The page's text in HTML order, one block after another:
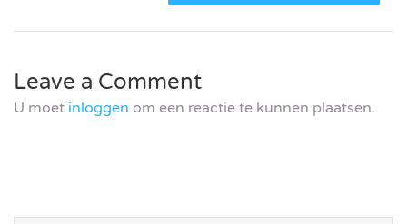
Leave a Comment
U moet inloggen om een reactie te kunnen plaatsen.